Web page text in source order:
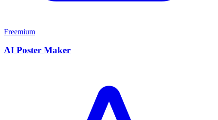
Freemium
AI Poster Maker